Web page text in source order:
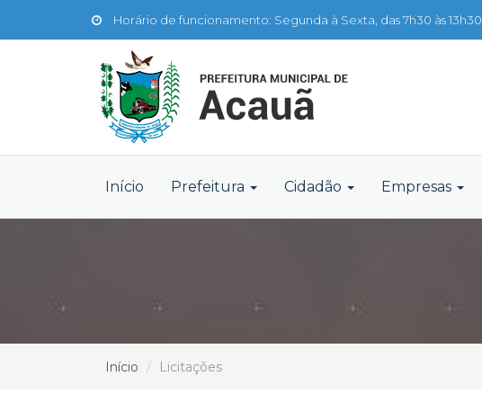
Horário de funcionamento: Segunda à Sexta, das 7h30 às 13h30
Início Prefeitura Cidadão Empresas
Início Licitações